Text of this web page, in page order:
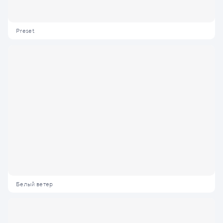
Preset
Белый ветер